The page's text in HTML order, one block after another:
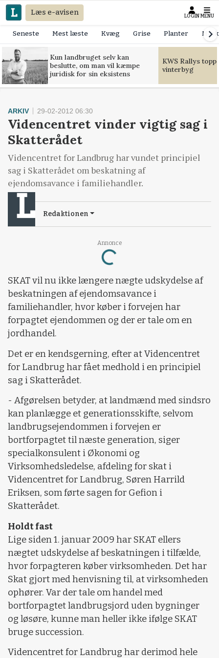
Læs e-avisen LOGIN MENU
Seneste Mest læste Kvæg Grise Planter
Kun landbruget selv kan
beslutte, om man vil kæmpe
juridisk for sin eksistens
KWS Rallys
vinterbyg
Annonce
Loading...
ARKIV 29-02-2012 06:30
Videncentret vinder vigtig sag i
Skatterådet
Videncentret for Landbrug har vundet principiel
sag i Skatterådet om beskatning af
ejendomsavance i familiehandler.
Redaktionen
SKAT vil nu ikke længere nægte udskydelse af
beskatningen af ejendomsavance i
familiehandler, hvor køber i forvejen har
forpagtet ejendommen og der er tale om en
jordhandel.
Det er en kendsgerning, efter at Videncentret
for Landbrug har fået medhold i en principiel
sag i Skatterådet.
- Afgørelsen betyder, at landmænd med sindsro
kan planlægge et generationsskifte, selvom
landbrugsejendommen i forvejen er
bortforpagtet til næste generation, siger
specialkonsulent i Økonomi og
Virksomhedsledelse, afdeling for skat i
Videncentret for Landbrug, Søren Harrild
Eriksen, som førte sagen for Gefion i
Skatterådet.
Holdt fast
Lige siden 1. januar 2009 har SKAT ellers
nægtet udskydelse af beskatningen i tilfælde,
hvor forpagteren køber virksomheden. Det har
Skat gjort med henvisning til, at virksomheden
ophører. Var der tale om handel med
bortforpagtet landbrugsjord uden bygninger
og løsøre, kunne man heller ikke ifølge SKAT
bruge succession.
Videncentret for Landbrug har derimod hele